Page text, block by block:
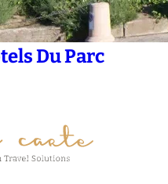
Du Parc